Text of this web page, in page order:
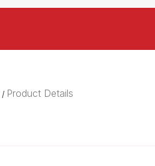
/ Product Details